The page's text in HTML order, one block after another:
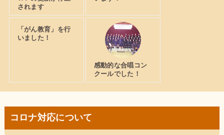
されます
「がん教育」を行
いました！
感動的な合唱コン
クールでした！
コロナ対応について